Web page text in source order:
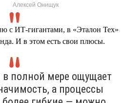
Алексей Онищук
с ИТ-гигантами, в «Эталон Тех»
И в этом есть свои плюсы.
полной мере ощущает
а процессы